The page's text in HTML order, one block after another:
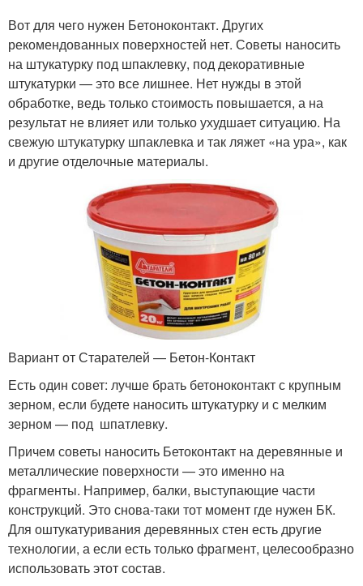
Вот для чего нужен Бетоноконтакт. Других
рекомендованных поверхностей нет. Советы наносить
на штукатурку под шпаклевку, под декоративные
штукатурки — это все лишнее. Нет нужды в этой
обработке, ведь только стоимость повышается, а на
результат не влияет или только ухудшает ситуацию. На
свежую штукатурку шпаклевка и так ляжет «на ура», как
и другие отделочные материалы.
Вариант от Старателей — Бетон-Контакт
Есть один совет: лучше брать бетоноконтакт с крупным
зерном, если будете наносить штукатурку и с мелким
зерном — под шпатлевку.
Причем советы наносить Бетоконтакт на деревянные и
металлические поверхности — это именно на
фрагменты. Например, балки, выступающие части
конструкций. Это снова-таки тот момент где нужен БК.
Для оштукатуривания деревянных стен есть другие
технологии, а если есть только фрагмент, целесообразно
использовать этот состав.